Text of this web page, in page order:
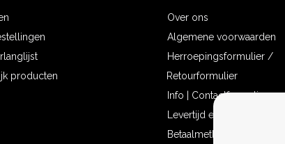
producten
Over ons
Algemene voorwaarden
Herroepingsformulier /
Retourformulier
Info | Contactformulier
Levertijd en verzendkosten
Betaalmethoden